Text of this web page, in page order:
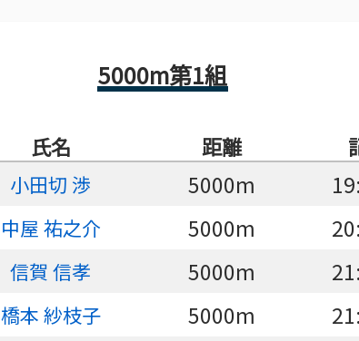
5000m第1組
氏名 距離
小田切 渉 5000m
中屋 祐之介 5000m
信賀 信孝 5000m
橋本 紗枝子 5000m